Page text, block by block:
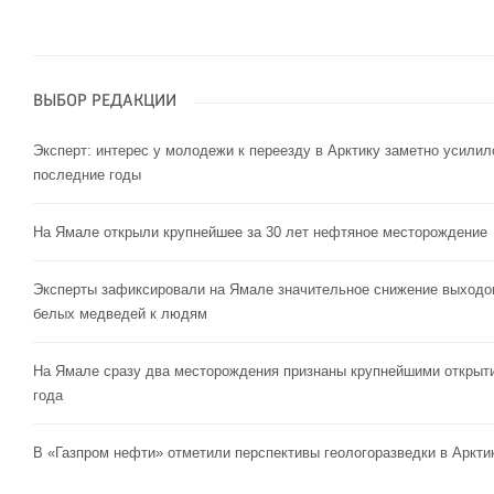
ВЫБОР РЕДАКЦИИ
Эксперт: интерес у молодежи к переезду в Арктику заметно
последние годы
На Ямале открыли крупнейшее за 30 лет нефтяное месторождение
Эксперты зафиксировали на Ямале значительное снижение
белых медведей к людям
На Ямале сразу два месторождения признаны крупнейшими
года
В «Газпром нефти» отметили перспективы геологоразведки в